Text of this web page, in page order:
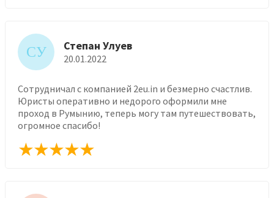
СУ Степан Улуев
20.01.2022
Сотрудничал с компанией 2eu.in и безмерно счастлив.
Юристы оперативно и недорого оформили мне
проход в Румынию, теперь могу там путешествовать,
огромное спасибо!